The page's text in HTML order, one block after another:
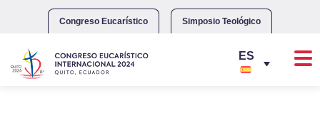
Congreso Eucarístico Simposio Teológico